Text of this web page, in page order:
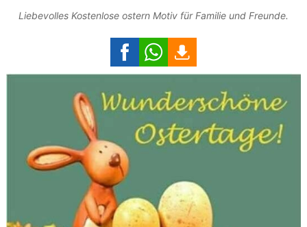
Liebevolles Kostenlose ostern Motiv für Familie und Freunde.